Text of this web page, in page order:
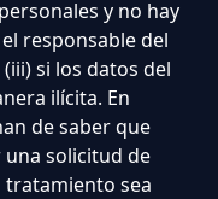
y no hay
responsable del
si los datos del
ilícita. En
de saber que
solicitud de
tratamiento sea